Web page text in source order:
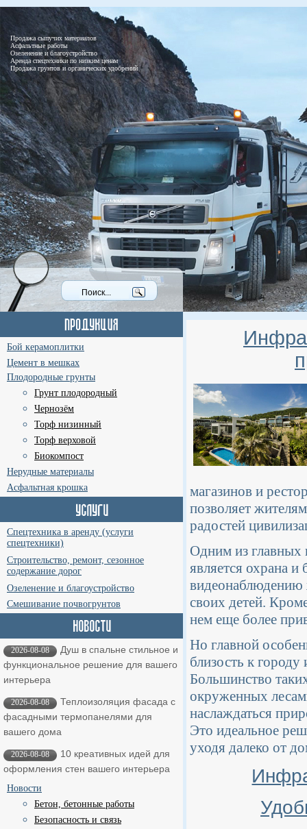
Продажа сыпучих материалов
Асфальтные работы
Озеленение и благоустройство
Аренда спецтехники по низким ценам
Продажа грунтов и органических удобрений
Бой керамоплитки
Цемент в мешках
Плодородные грунты
Грунт плодородный
Чернозём
Торф низинный
Торф верховой
Биокомпост
Нерудные материалы
Асфальтная крошка
Спецтехника в аренду (услуги
спецтехники)
Строительство, ремонт, сезонное
содержание дорог
Озеленение и благоустройство
Смешивание почвогрунтов
2026-08-08
Душ в спальне стильное и
функциональное решение для вашего
интерьера
2026-08-08
Теплоизоляция фасада с
фасадными термопанелями для
вашего дома
2026-08-08
10 креативных идей для
оформления стен вашего интерьера
Новости
Бетон, бетонные работы
Безопасность и связь
магазинов и
позволяет
радостей
Одним из главных
является охрана и
видеонаблюдению
своих детей.
нем еще более
Но главной
близость к
Большинство
окруженных
наслаждаться
Это идеальное
уходя далеко от